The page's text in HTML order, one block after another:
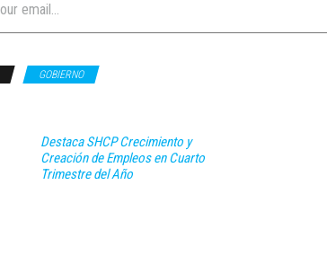
GOBIERNO
Destaca SHCP Crecimiento y
Creación de Empleos en Cuarto
Trimestre del Año